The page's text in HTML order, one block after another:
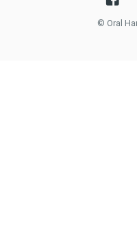
© Oral